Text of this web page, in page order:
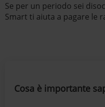
Se per un periodo sei
Smart ti aiuta a pagare le
Cosa è importante